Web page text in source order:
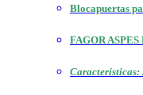
Blocapuertas
FAGOR ASPES
Características: